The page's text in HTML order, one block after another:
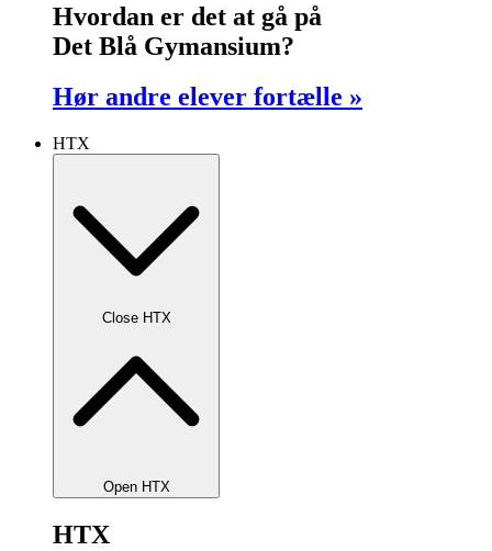
Hvordan er det at gå på
Det Blå Gymansium?
Hør andre elever fortælle »
HTX
Close HTX
Open HTX
HTX